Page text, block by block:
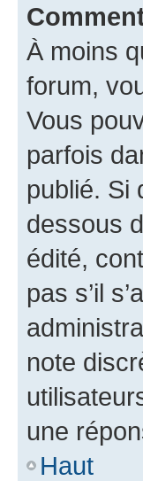
À moins
forum,
Vous
parfois
publié. Si
dessous
édité,
pas s’il
note
une
Haut